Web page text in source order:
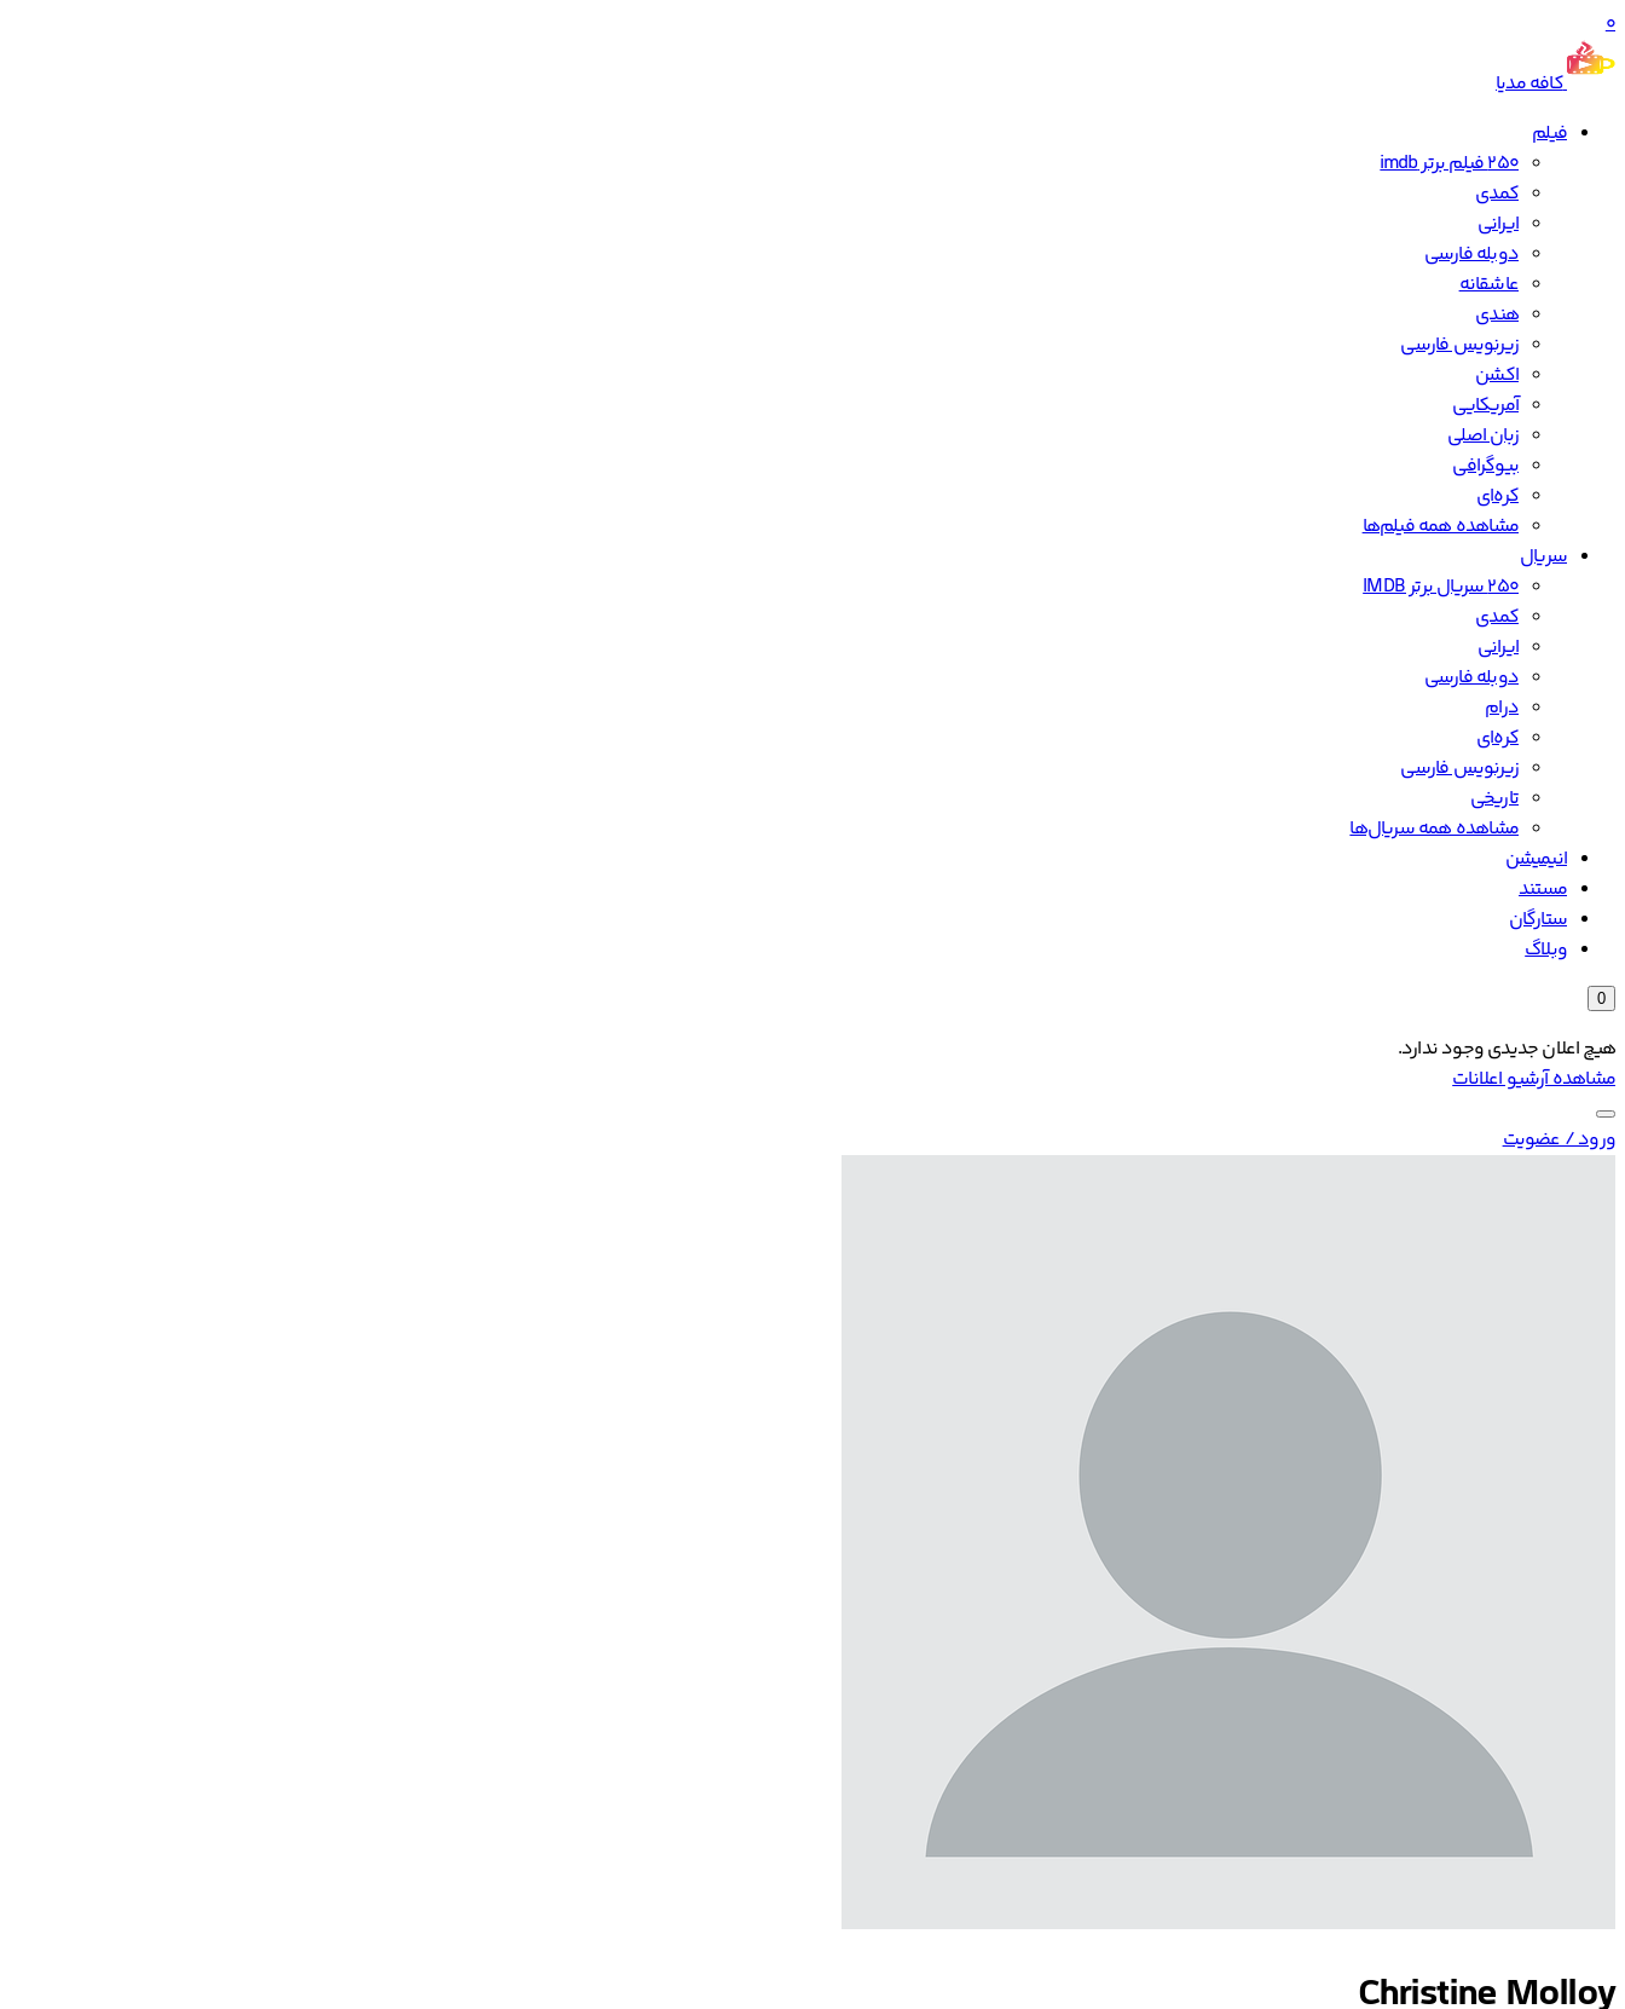
0
کافه مدیا
فیلم
250 فیلم برتر imdb
کمدی
ایرانی
دوبله فارسی
عاشقانه
هندی
زیرنویس فارسی
اکشن
آمریکایی
زبان اصلی
بیوگرافی
کره‌ای
مشاهده همه فیلم‌ها
سریال
۲۵۰ سریال برتر IMDB
کمدی
ایرانی
دوبله فارسی
درام
کره‌ای
زیرنویس فارسی
تاریخی
مشاهده همه سریال‌ها
انیمیشن
مستند
ستارگان
وبلاگ
0
هیچ اعلان جدیدی وجود ندارد.
مشاهده آرشیو اعلانات
ورود / عضویت
Christine Molloy